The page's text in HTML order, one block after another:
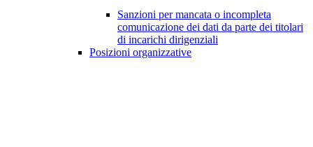
Sanzioni per mancata o incompleta
comunicazione dei dati da parte dei titolari
di incarichi dirigenziali
Posizioni organizzative